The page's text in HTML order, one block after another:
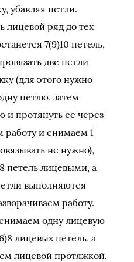
убавляя петли.
лицевой ряд до тех
7(9)10 петель,
две петли
(для этого нужно
петлю, затем
и протянуть ее через
работу и снимаем 1
не нужно),
петель лицевыми, а
выполняются
работу.
одну лицевую
лицевых петель, а
лицевой протяжкой.